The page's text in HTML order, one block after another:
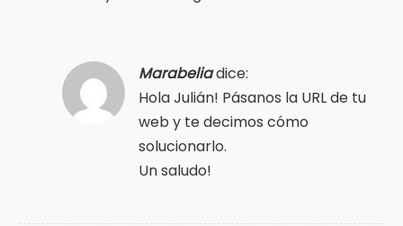
Marabeliadice:
Hola Julián! Pásanos la URL de tu
web y te decimos cómo
solucionarlo.
Un saludo!